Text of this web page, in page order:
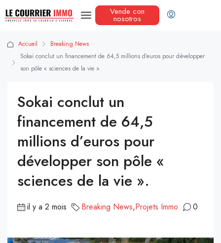
Vende con
nosotros
Accueil
Breaking News
Sokai conclut un financement de 64,5 millions d’euros pour développer
son pôle « sciences de la vie ».
Sokai conclut un
financement de 64,5
millions d’euros pour
développer son pôle «
sciences de la vie ».
il y a 2 mois Breaking News,Projets Immo 0